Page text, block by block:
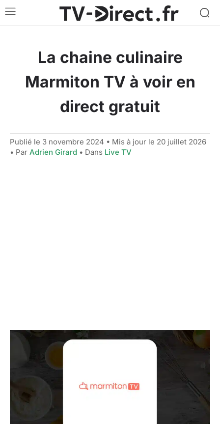
La chaine culinaire
Marmiton TV à voir en
direct gratuit
Publié le 3 novembre 2024 • Mis à jour le 20 juillet 2026
• Par Adrien Girard • Dans Live TV